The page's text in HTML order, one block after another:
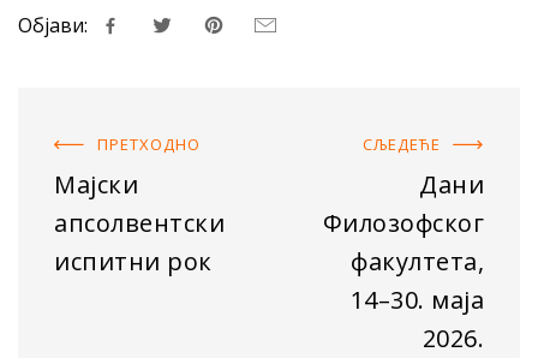
Објави:
ПРЕТХОДНO
Мајски
апсолвентски
испитни рок
СЉЕДЕЋE
Дани
Филозофског
факултета,
14–30. маја
2026.